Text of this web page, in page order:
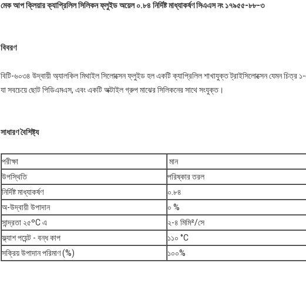
মেক আপ ক্লিয়ার ক্যাপ্রিলিল সিলিকন ফ্লুইড অয়েল ০.৮৪ নির্দিষ্ট মাধ্যাকর্ষণ সিএএস নং ১৭৯৫৫-৮৮-৩
বিবরণ
বিটি-৬০৩৪ উদ্বায়ী অ্যালকিল মিথাইল সিলোক্সেন ফ্লুইড হল একটি ক্যাপ্রিলিল শাখাযুক্ত ট্রাইসিলোক্সেন যেমন চিত্র ১-
যা সবচেয়ে ছোট পিডিএমএস, এবং একটি অক্টাইল গ্রুপ মাঝের সিলিকনের সাথে সংযুক্ত।
সাধারণ বৈশিষ্ট্য
পরীক্ষা
মান
উপস্থিতি
পরিষ্কার তরল
নির্দিষ্ট মাধ্যাকর্ষণ
০.৮৪
অ-উদ্বায়ী উপাদান
০ %
সান্দ্রতা ২৫ºC এ
২-৪ মিমি²/সে
ফ্ল্যাশ পয়েন্ট - বন্ধ কাপ
১১০ °C
সক্রিয় উপাদান পরিমাণ (%)
১০০%